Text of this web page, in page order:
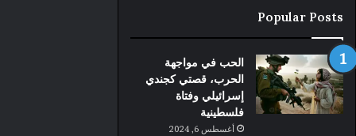
Popular Posts
الحب في مواجهة
الحرب، قصتي كجندي
إسرائيلي وفتاة
فلسطينية
أغسطس 6, 2024